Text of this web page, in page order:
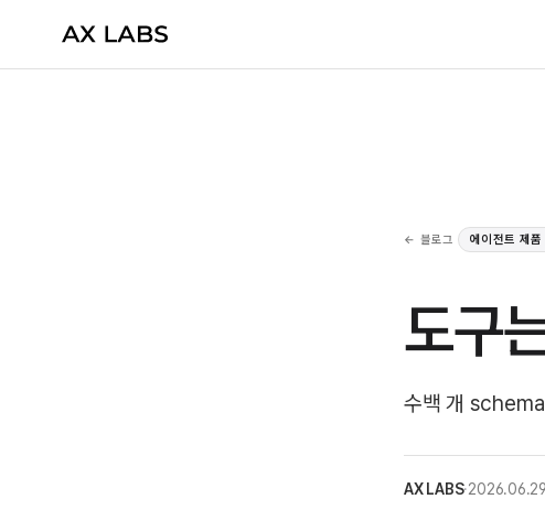
← 블로그 에이전트 제품
도구
수백 개
AX LABS·2026.06.29